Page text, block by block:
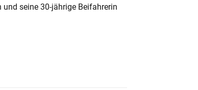
seine 30-jährige Beifahrerin